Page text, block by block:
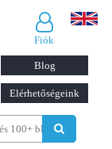
Fiók
Blog
Elérhetőségeink